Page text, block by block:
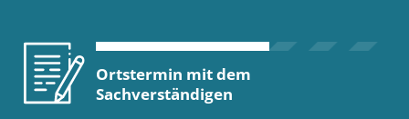
Ortstermin mit dem
Sachverständigen